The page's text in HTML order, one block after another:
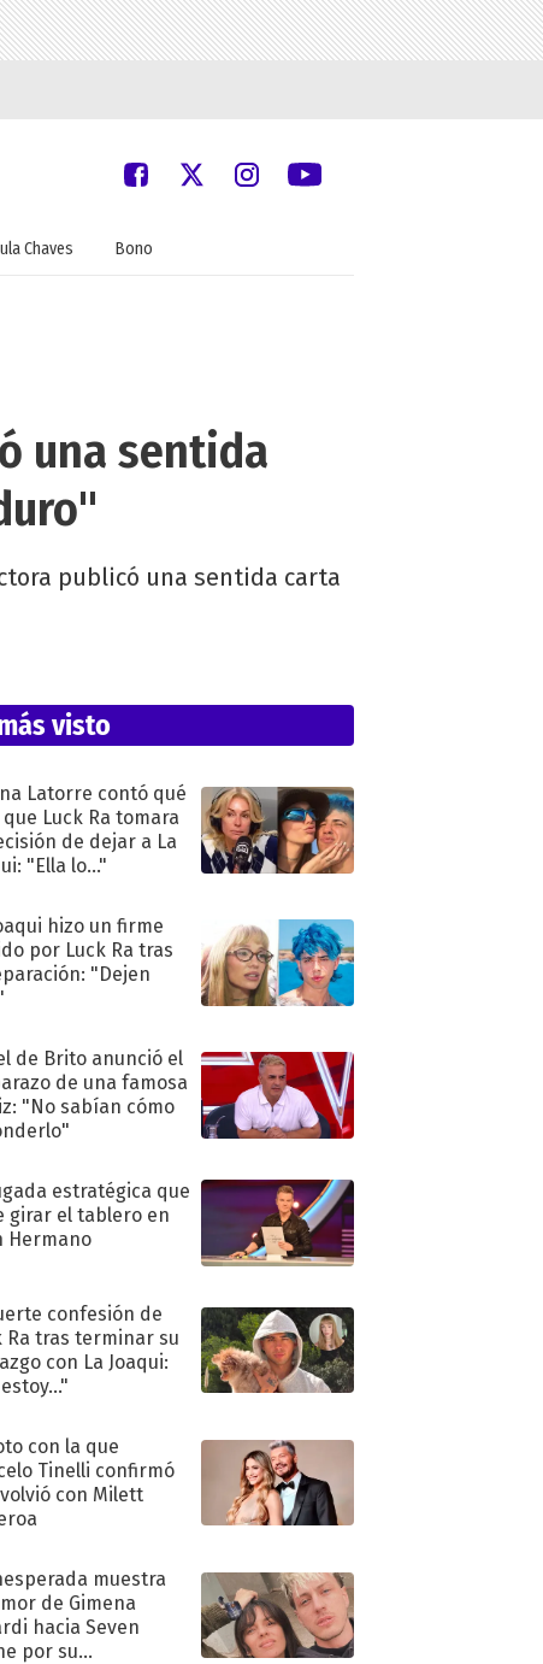
Chaves Bono
una sentida
publicó una sentida carta
visto
Latorre contó qué
que Luck Ra tomara
de dejar a La
"Ella lo..."
hizo un firme
por Luck Ra tras
"Dejen
de Brito anunció el
de una famosa
"No sabían cómo
estratégica que
girar el tablero en
Hermano
confesión de
Ra tras terminar su
con La Joaqui:
con la que
Tinelli confirmó
con Milett
muestra
de Gimena
hacia Seven
por su